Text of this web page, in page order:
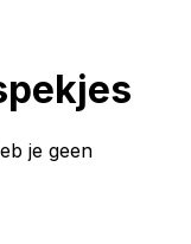
je geen